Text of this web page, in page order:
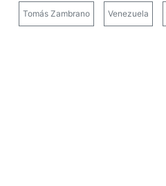
Tomás Zambrano Venezuela